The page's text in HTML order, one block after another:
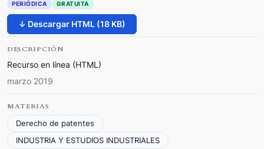
PERIÓDICA GRATUITA
↓ Descargar HTML (18 KB)
DESCRIPCIÓN
Recurso en línea (HTML)
marzo 2019
MATERIAS
Derecho de patentes
INDUSTRIA Y ESTUDIOS INDUSTRIALES